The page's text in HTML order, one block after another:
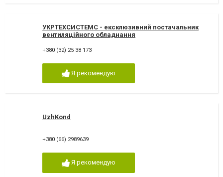
УКРТЕХСИСТЕМС - ексклюзивний постачальник
вентиляційного обладнання
+380 (32) 25 38 173
Я рекомендую
UzhKond
+380 (66) 2989639
Я рекомендую